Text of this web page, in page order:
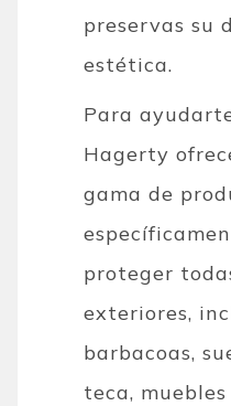
preservas su
estética.
Para
Hagerty
gama de
proteger
exteriores,
barbacoas,
teca,